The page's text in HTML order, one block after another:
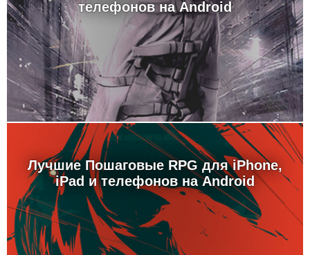
телефонов на Android
Лучшие Пошаговые RPG для iPhone,
iPad и телефонов на Android